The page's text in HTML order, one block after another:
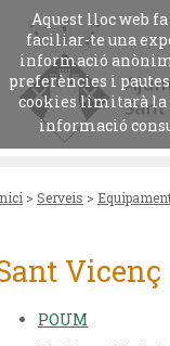
Aquest lloc web
faciliar-te una
informació
preferències i
cookies limitarà la
informació
> Serveis >
Vicenç
POUM